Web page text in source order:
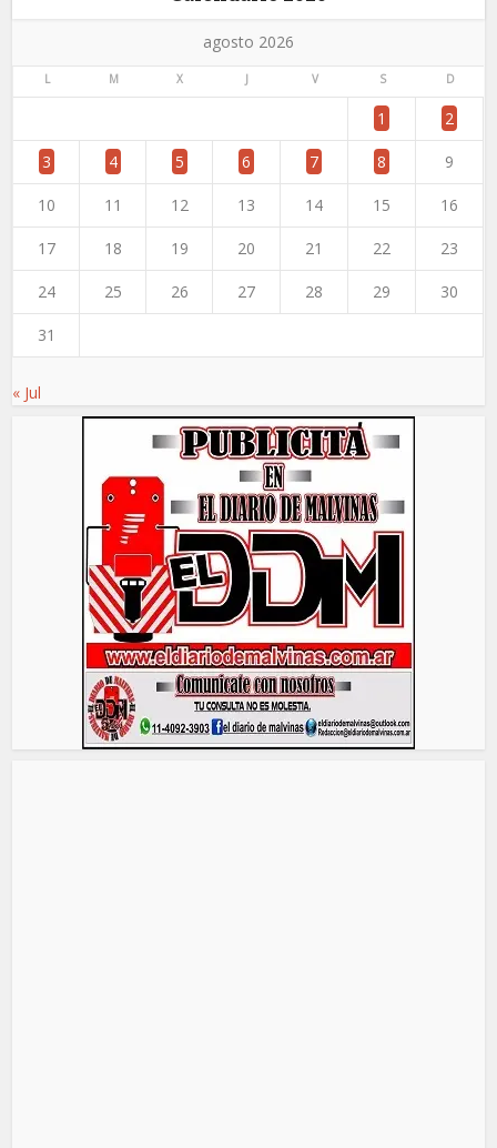
agosto 2026
L M X J V S D
1 2
3 4 5 6 7 8 9
10 11 12 13 14 15 16
17 18 19 20 21 22 23
24 25 26 27 28 29 30
31
« Jul